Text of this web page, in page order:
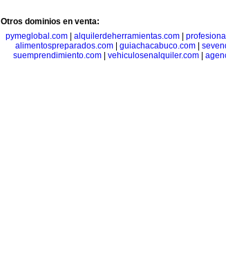
Otros dominios en venta:
pymeglobal.com| alquilerdeherramientas.com|
alimentospreparados.com| guiachacabuco.com|
suemprendimiento.com| vehiculosenalquiler.com|